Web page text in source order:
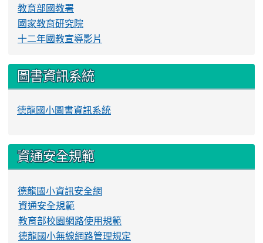
教育部國教署
國家教育研究院
十二年國教宣導影片
圖書資訊系統
德龍國小圖書資訊系統
資通安全規範
德龍國小資訊安全網
資通安全規範
教育部校園網路使用規範
德龍國小無線網路管理規定